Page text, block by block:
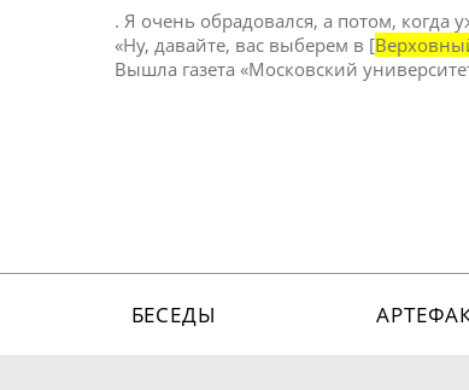
. Я очень обрадовался, а потом, когда
«Ну, давайте, вас выберем в [
Вышла газета «Московский
БЕСЕДЫ